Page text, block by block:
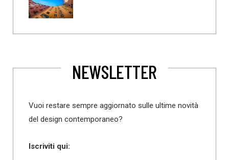
NEWSLETTER
Vuoi restare sempre aggiornato sulle ultime novità
del design contemporaneo?
Iscriviti qui: